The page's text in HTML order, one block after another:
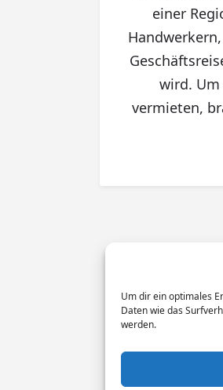
Um dir ein optimales
Daten wie das
werden.
einer
wird.
vermieten,